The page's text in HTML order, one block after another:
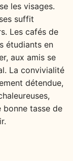
les visages.
suffit
Les cafés de
étudiants en
aux amis se
La convivialité
détendue,
bonne tasse de